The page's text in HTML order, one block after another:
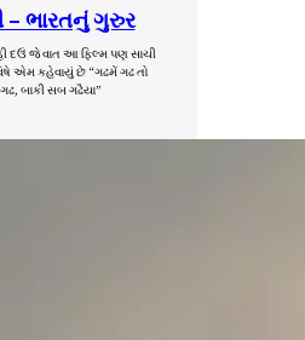
– ભારતનું ગુરુર
દઉં જે વાત આ ફિલ્મ પણ સાચી
એમ કહેવાયું છે “ગઢમેં ગઢ તો
ગઢ, બાકી સબ ગઢૈયા”